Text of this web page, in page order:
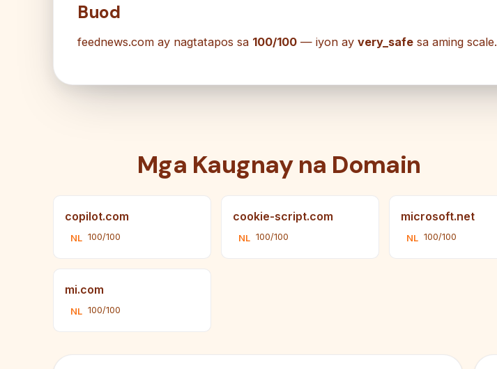
Buod
feednews.com ay nagtatapos sa 100/100 — iyon ay very_safe sa aming scale.
Mga Kaugnay na Domain
copilot.com
NL 100/100
cookie-script.com
NL 100/100
microsoft.net
NL 100/100
mi.com
NL 100/100